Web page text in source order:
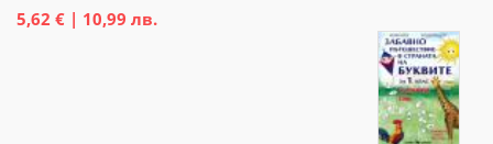
5,62 € | 10,99 лв.